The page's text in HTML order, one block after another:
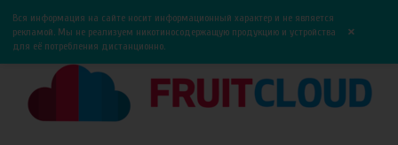
0
Вся информация на сайте носит информационный характер и не является
рекламой. Мы не реализуем никотиносодержащую продукцию и устройства
для её потребления дистанционно.
×